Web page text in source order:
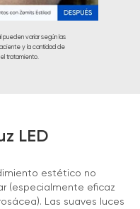
pueden variar según las
y la cantidad de
tratamiento.
LED
estético no
(especialmente eficaz
Las suaves luces